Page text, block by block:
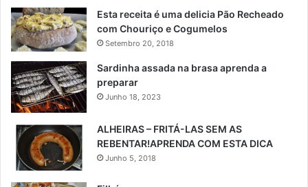
Esta receita é uma delicia Pão Recheado
com Chouriço e Cogumelos
Setembro 20, 2018
Sardinha assada na brasa aprenda a
preparar
Junho 18, 2023
ALHEIRAS – FRITÁ-LAS SEM AS
REBENTAR!APRENDA COM ESTA DICA
Junho 5, 2018